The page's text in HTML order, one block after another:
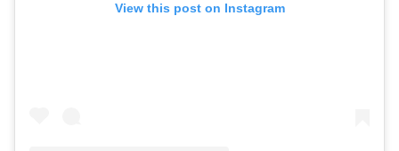
View this post on Instagram